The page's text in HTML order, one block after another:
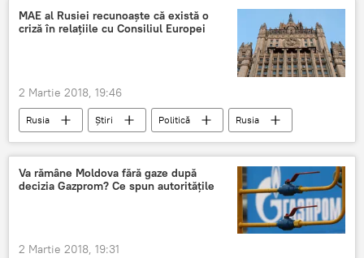
alerta
MAE al Rusiei recunoaște că există o
criză în relațiile cu Consiliul Europei
2 Martie 2018, 19:46
Rusia Știri Politică
Rusia
Maria Zaharova
APCE
CEDO
MAE al Federației Ruse
relații
briefing
diplomați ruși
Va rămâne Moldova fără gaze după
decizia Gazprom? Ce spun autoritățile
2 Martie 2018, 19:31